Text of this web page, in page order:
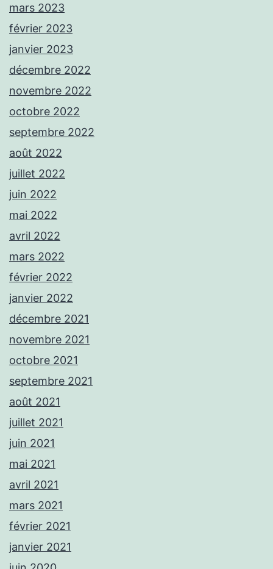
mars 2023
février 2023
janvier 2023
décembre 2022
novembre 2022
octobre 2022
septembre 2022
août 2022
juillet 2022
juin 2022
mai 2022
avril 2022
mars 2022
février 2022
janvier 2022
décembre 2021
novembre 2021
octobre 2021
septembre 2021
août 2021
juillet 2021
juin 2021
mai 2021
avril 2021
mars 2021
février 2021
janvier 2021